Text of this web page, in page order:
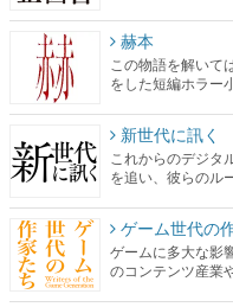
赫本
この物語を解いて
をした短編ホラー
新世代に訊く
これからのデジタ
を追い、彼らのル
ゲーム世代の
ゲームに多大な影
のコンテンツ産業